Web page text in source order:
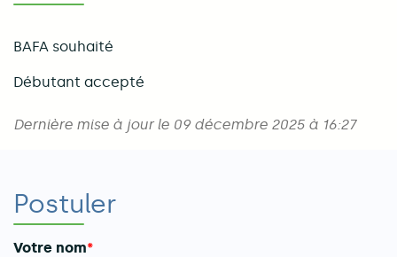
BAFA souhaité
Débutant accepté
Dernière mise à jour le 09 décembre 2025 à 16:27
Postuler
Votre nom